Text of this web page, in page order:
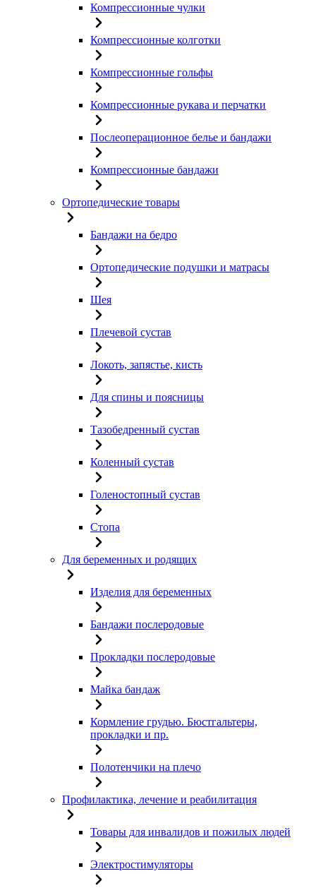
Компрессионные чулки
Компрессионные колготки
Компрессионные гольфы
Компрессионные рукава и перчатки
Послеоперационное белье и бандажи
Компрессионные бандажи
Ортопедические товары
Бандажи на бедро
Ортопедические подушки и матрасы
Шея
Плечевой сустав
Локоть, запястье, кисть
Для спины и поясницы
Тазобедренный сустав
Коленный сустав
Голеностопный сустав
Стопа
Для беременных и родящих
Изделия для беременных
Бандажи послеродовые
Прокладки послеродовые
Майка бандаж
Кормление грудью. Бюстгальтеры,
прокладки и пр.
Полотенчики на плечо
Профилактика, лечение и реабилитация
Товары для инвалидов и пожилых людей
Электростимуляторы